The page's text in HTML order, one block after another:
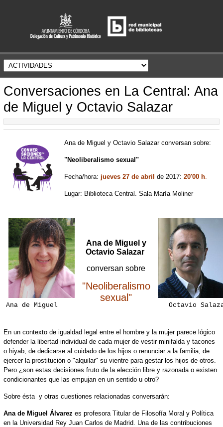
Conversaciones en La Central: Ana
de Miguel y Octavio Salazar
Ana de Miguel y Octavio Salazar conversan sobre:
"Neoliberalismo sexual"
Fecha/hora: jueves 27 de abril de 2017: 20'00 h.
Lugar: Biblioteca Central. Sala María Moliner
Ana de Miguel
Ana de Miguel y
Octavio Salazar
conversan sobre
"Neoliberalismo
sexual"
Octavio
En un contexto de igualdad legal entre el hombre y la mujer parece lógico
defender la libertad individual de cada mujer de vestir minifalda y tacones
o hiyab, de dedicarse al cuidado de los hijos o renunciar a la familia, de
ejercer la prostitución o "alquilar" su vientre para gestar los hijos de otros.
Pero ¿son estas decisiones fruto de la elección libre y razonada o existen
condicionantes que las empujan en un sentido u otro?
Sobre ésta y otras cuestiones relacionadas conversarán:
Ana de Miguel Álvarez es profesora Titular de Filosofía Moral y Política
en la Universidad Rey Juan Carlos de Madrid. Una de las contribuciones